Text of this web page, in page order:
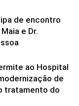
de encontro
e Dr.
ao Hospital
de
tratamento do